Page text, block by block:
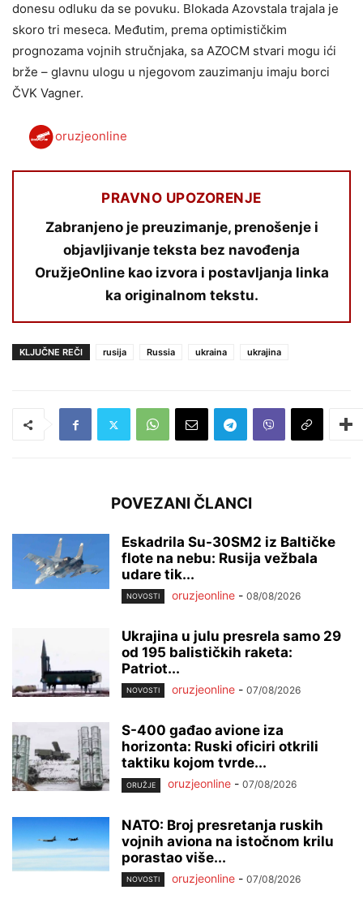
donesu odluku da se povuku. Blokada Azovstala trajala je
skoro tri meseca. Međutim, prema optimističkim
prognozama vojnih stručnjaka, sa AZOCM stvari mogu ići
brže – glavnu ulogu u njegovom zauzimanju imaju borci
ČVK Vagner.
oruzjeonline
PRAVNO UPOZORENJE
Zabranjeno je preuzimanje, prenošenje i
objavljivanje teksta bez navođenja
OružjeOnline kao izvora i postavljanja linka
ka originalnom tekstu.
KLJUČNE REČI rusija Russia ukraina ukrajina
POVEZANI ČLANCI
Eskadrila Su-30SM2 iz Baltičke
flote na nebu: Rusija vežbala
udare tik...
NOVOSTI oruzjeonline - 08/08/2026
Ukrajina u julu presrela samo 29
od 195 balističkih raketa:
Patriot...
NOVOSTI oruzjeonline - 07/08/2026
S-400 gađao avione iza
horizonta: Ruski oficiri otkrili
taktiku kojom tvrde...
ORUŽJE oruzjeonline - 07/08/2026
NATO: Broj presretanja ruskih
vojnih aviona na istočnom krilu
porastao više...
NOVOSTI oruzjeonline - 07/08/2026